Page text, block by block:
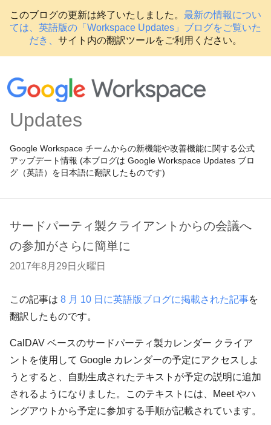
このブログの更新は終了いたしました。 最新の情報につい
ては、英語版の「Workspace Updates」ブログをご覧いた
だき、 サイト内の翻訳ツールをご利用ください。
Updates
Google Workspace チームからの新機能や改善機能に関する公式
アップデート情報 (本ブログは Google Workspace Updates ブロ
グ（英語）を日本語に翻訳したものです)
サードパーティ製クライアントからの会議へ
の参加がさらに簡単に
2017年8月29日火曜日
この記事は 8 月 10 日に英語版ブログに掲載された記事を
翻訳したものです。
CalDAV ベースのサードパーティ製カレンダー クライア
ントを使用して Google カレンダーの予定にアクセスしよ
うとすると、自動生成されたテキストが予定の説明に追加
されるようになりました。このテキストには、Meet やハ
ングアウトから予定に参加する手順が記載されています。